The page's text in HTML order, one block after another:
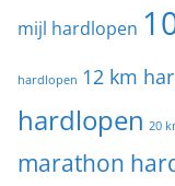
mijl hardlopen
hardlopen 12 km
hardlopen 20
marathon